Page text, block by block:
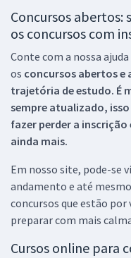
Concursos abertos:
os concursos com
Conte com a nossa
os concursos abertos e
trajetória de estudo. É
sempre atualizado,
fazer perder a inscrição
ainda mais.
Em nosso site, pode-se
andamento e até
concursos que estão por
preparar com mais
Cursos online para